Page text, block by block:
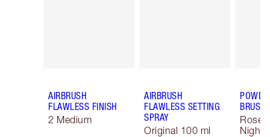
AIRBRUSH
FLAWLESS FINISH
2 Medium
AIRBRUSH
FLAWLESS SETTING
SPRAY
Original 100 ml
BRUSH
Rose
Night